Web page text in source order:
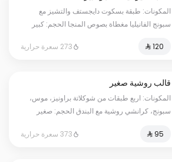
المكونات: طبقة بسكوت دايجستف والتشيز مع
سبونج الفانيليا مغطاة بصوص المنجا الحجم: كبير
273 سعرة حرارية
قالب روشية صغير
المكونات: اربع طبقات من شوكلاتة براونيز، موس،
سبونج، كرانشي روشية مع البندق الحجم: صغير
373 سعرة حرارية